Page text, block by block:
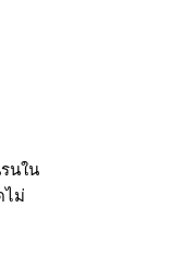
นใน
ไม่